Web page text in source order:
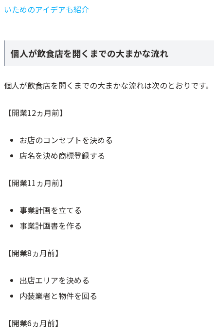
いためのアイデアも紹介
個人が飲食店を開くまでの大まかな流れ
個人が飲食店を開くまでの大まかな流れは次のとおりです。
【開業12ヵ月前】
お店のコンセプトを決める
店名を決め商標登録する
【開業11ヵ月前】
事業計画を立てる
事業計画書を作る
【開業8ヵ月前】
出店エリアを決める
内装業者と物件を回る
【開業6ヵ月前】